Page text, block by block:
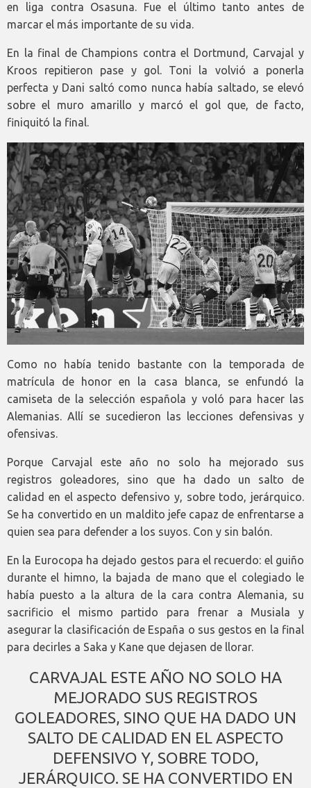
en liga contra Osasuna. Fue el último tanto antes de
marcar el más importante de su vida.
En la final de Champions contra el Dortmund, Carvajal y
Kroos repitieron pase y gol. Toni la volvió a ponerla
perfecta y Dani saltó como nunca había saltado, se elevó
sobre el muro amarillo y marcó el gol que, de facto,
finiquitó la final.
Como no había tenido bastante con la temporada de
matrícula de honor en la casa blanca, se enfundó la
camiseta de la selección española y voló para hacer las
Alemanias. Allí se sucedieron las lecciones defensivas y
ofensivas.
Porque Carvajal este año no solo ha mejorado sus
registros goleadores, sino que ha dado un salto de
calidad en el aspecto defensivo y, sobre todo, jerárquico.
Se ha convertido en un maldito jefe capaz de enfrentarse a
quien sea para defender a los suyos. Con y sin balón.
En la Eurocopa ha dejado gestos para el recuerdo: el guiño
durante el himno, la bajada de mano que el colegiado le
había puesto a la altura de la cara contra Alemania, su
sacrificio el mismo partido para frenar a Musiala y
asegurar la clasificación de España o sus gestos en la final
para decirles a Saka y Kane que dejasen de llorar.
CARVAJAL ESTE AÑO NO SOLO HA
MEJORADO SUS REGISTROS
GOLEADORES, SINO QUE HA DADO UN
SALTO DE CALIDAD EN EL ASPECTO
DEFENSIVO Y, SOBRE TODO,
JERÁRQUICO. SE HA CONVERTIDO EN